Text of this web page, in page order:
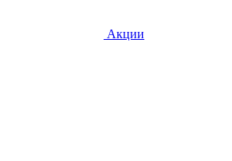
Акции